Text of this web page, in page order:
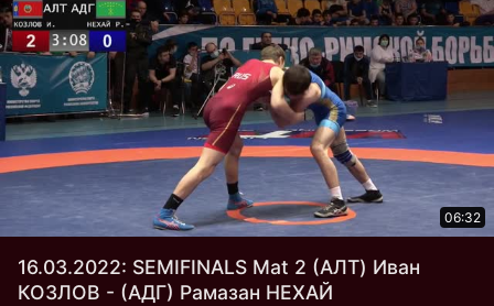
06:32
16.03.2022: SEMIFINALS Mat 2 (АЛТ) Иван
КОЗЛОВ - (АДГ) Рамазан НЕХАЙ